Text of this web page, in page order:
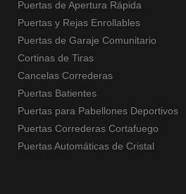
Puertas de Apertura Rápida
Puertas y Rejas Enrollables
Puertas de Garaje Comunitario
Cortinas de Tiras
Cancelas Correderas
Puertas Batientes
Puertas para Pabellones Deportivos
Puertas Correderas Cortafuego
Puertas Automáticas de Cristal